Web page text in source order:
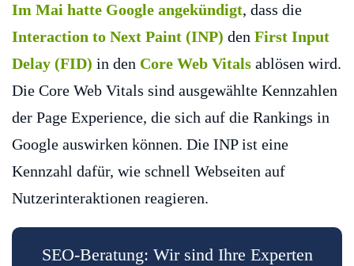
Im Mai hatte Google angekündigt, dass die
Interaction to Next Paint (INP) den First Input
Delay (FID) in den Core Web Vitals ablösen wird.
Die Core Web Vitals sind ausgewählte Kennzahlen
der Page Experience, die sich auf die Rankings in
Google auswirken können. Die INP ist eine
Kennzahl dafür, wie schnell Webseiten auf
Nutzerinteraktionen reagieren.
SEO-Beratung: Wir sind Ihre Experten